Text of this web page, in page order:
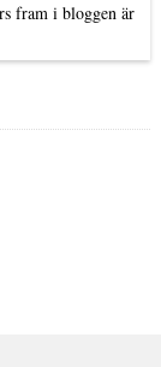
fram i bloggen är